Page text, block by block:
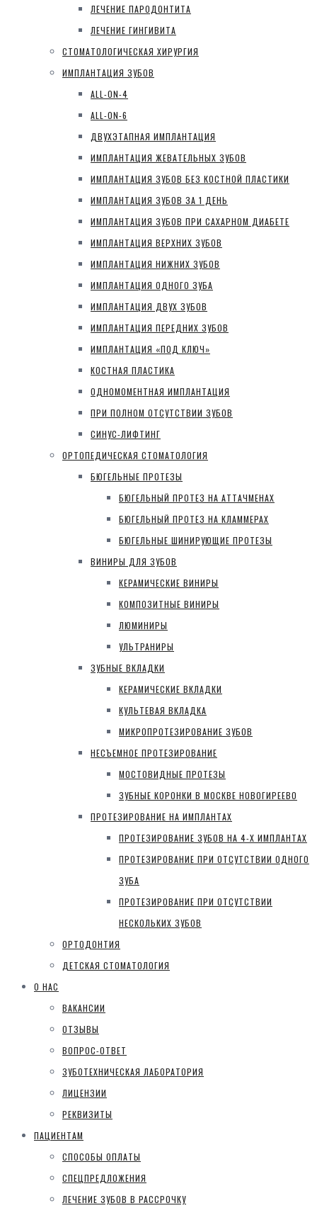
ЛЕЧЕНИЕ ПАРОДОНТИТА
ЛЕЧЕНИЕ ГИНГИВИТА
СТОМАТОЛОГИЧЕСКАЯ ХИРУРГИЯ
ИМПЛАНТАЦИЯ ЗУБОВ
ALL-ON-4
ALL-ON-6
ДВУХЭТАПНАЯ ИМПЛАНТАЦИЯ
ИМПЛАНТАЦИЯ ЖЕВАТЕЛЬНЫХ ЗУБОВ
ИМПЛАНТАЦИЯ ЗУБОВ БЕЗ КОСТНОЙ ПЛАСТИКИ
ИМПЛАНТАЦИЯ ЗУБОВ ЗА 1 ДЕНЬ
ИМПЛАНТАЦИЯ ЗУБОВ ПРИ САХАРНОМ ДИАБЕТЕ
ИМПЛАНТАЦИЯ ВЕРХНИХ ЗУБОВ
ИМПЛАНТАЦИЯ НИЖНИХ ЗУБОВ
ИМПЛАНТАЦИЯ ОДНОГО ЗУБА
ИМПЛАНТАЦИЯ ДВУХ ЗУБОВ
ИМПЛАНТАЦИЯ ПЕРЕДНИХ ЗУБОВ
ИМПЛАНТАЦИЯ «ПОД КЛЮЧ»
КОСТНАЯ ПЛАСТИКА
ОДНОМОМЕНТНАЯ ИМПЛАНТАЦИЯ
ПРИ ПОЛНОМ ОТСУТСТВИИ ЗУБОВ
СИНУС-ЛИФТИНГ
ОРТОПЕДИЧЕСКАЯ СТОМАТОЛОГИЯ
БЮГЕЛЬНЫЕ ПРОТЕЗЫ
БЮГЕЛЬНЫЙ ПРОТЕЗ НА АТТАЧМЕНАХ
БЮГЕЛЬНЫЙ ПРОТЕЗ НА КЛАММЕРАХ
БЮГЕЛЬНЫЕ ШИНИРУЮЩИЕ ПРОТЕЗЫ
ВИНИРЫ ДЛЯ ЗУБОВ
КЕРАМИЧЕСКИЕ ВИНИРЫ
КОМПОЗИТНЫЕ ВИНИРЫ
ЛЮМИНИРЫ
УЛЬТРАНИРЫ
ЗУБНЫЕ ВКЛАДКИ
КЕРАМИЧЕСКИЕ ВКЛАДКИ
КУЛЬТЕВАЯ ВКЛАДКА
МИКРОПРОТЕЗИРОВАНИЕ ЗУБОВ
НЕСЪЕМНОЕ ПРОТЕЗИРОВАНИЕ
МОСТОВИДНЫЕ ПРОТЕЗЫ
ЗУБНЫЕ КОРОНКИ В МОСКВЕ НОВОГИРЕЕВО
ПРОТЕЗИРОВАНИЕ НА ИМПЛАНТАХ
ПРОТЕЗИРОВАНИЕ ЗУБОВ НА 4-Х ИМПЛАНТАХ
ПРОТЕЗИРОВАНИЕ ПРИ ОТСУТСТВИИ ОДНОГО
ЗУБА
ПРОТЕЗИРОВАНИЕ ПРИ ОТСУТСТВИИ
НЕСКОЛЬКИХ ЗУБОВ
ОРТОДОНТИЯ
ДЕТСКАЯ СТОМАТОЛОГИЯ
О НАС
ВАКАНСИИ
ОТЗЫВЫ
ВОПРОС-ОТВЕТ
ЗУБОТЕХНИЧЕСКАЯ ЛАБОРАТОРИЯ
ЛИЦЕНЗИИ
РЕКВИЗИТЫ
ПАЦИЕНТАМ
СПОСОБЫ ОПЛАТЫ
СПЕЦПРЕДЛОЖЕНИЯ
ЛЕЧЕНИЕ ЗУБОВ В РАССРОЧКУ